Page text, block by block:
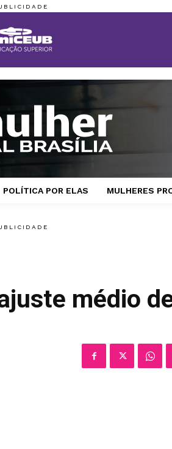
POLÍTICA POR ELAS MULHERES
médio